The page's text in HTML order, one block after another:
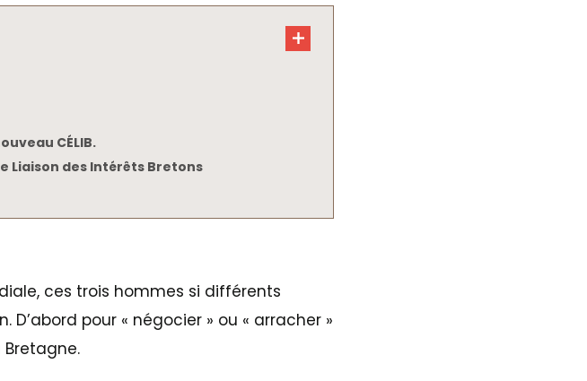
CÉLIB.
Liaison des Intérêts Bretons
ces trois hommes si différents
pour « négocier » ou « arracher »